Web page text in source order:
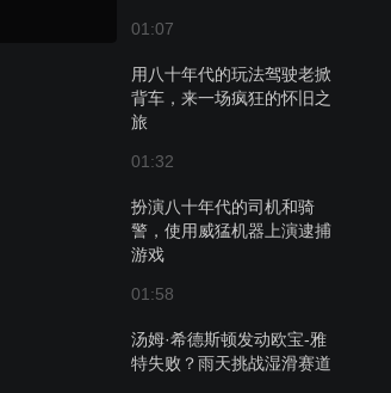
01:07
用八十年代的玩法驾驶老掀
背车，来一场疯狂的怀旧之
旅
01:32
扮演八十年代的司机和骑
警，使用威猛机器上演逮捕
游戏
01:58
汤姆·希德斯顿发动欧宝-雅
特失败？雨天挑战湿滑赛道